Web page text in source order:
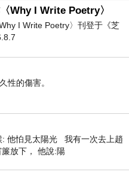
機票，旅行社就會跟
們都會用手機拍照下
傳送的同時
，有心人只要破解
易取得我們雙證件的
對勁。立即著衣出門
結果跟我預判的狀況
，不會自己的手機
同樣也是留下一句
然出門了，順便也到
Why I Write Poetry〉
I Write Poetry〉刊登于《芝
性的傷害。
: 他怕見太陽光 我有一次去上趙
放下， 他說:陽